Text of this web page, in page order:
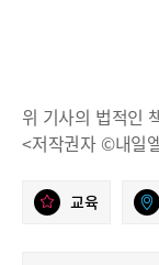
위 기사의 법적인
<저작권자 ©내일
교육